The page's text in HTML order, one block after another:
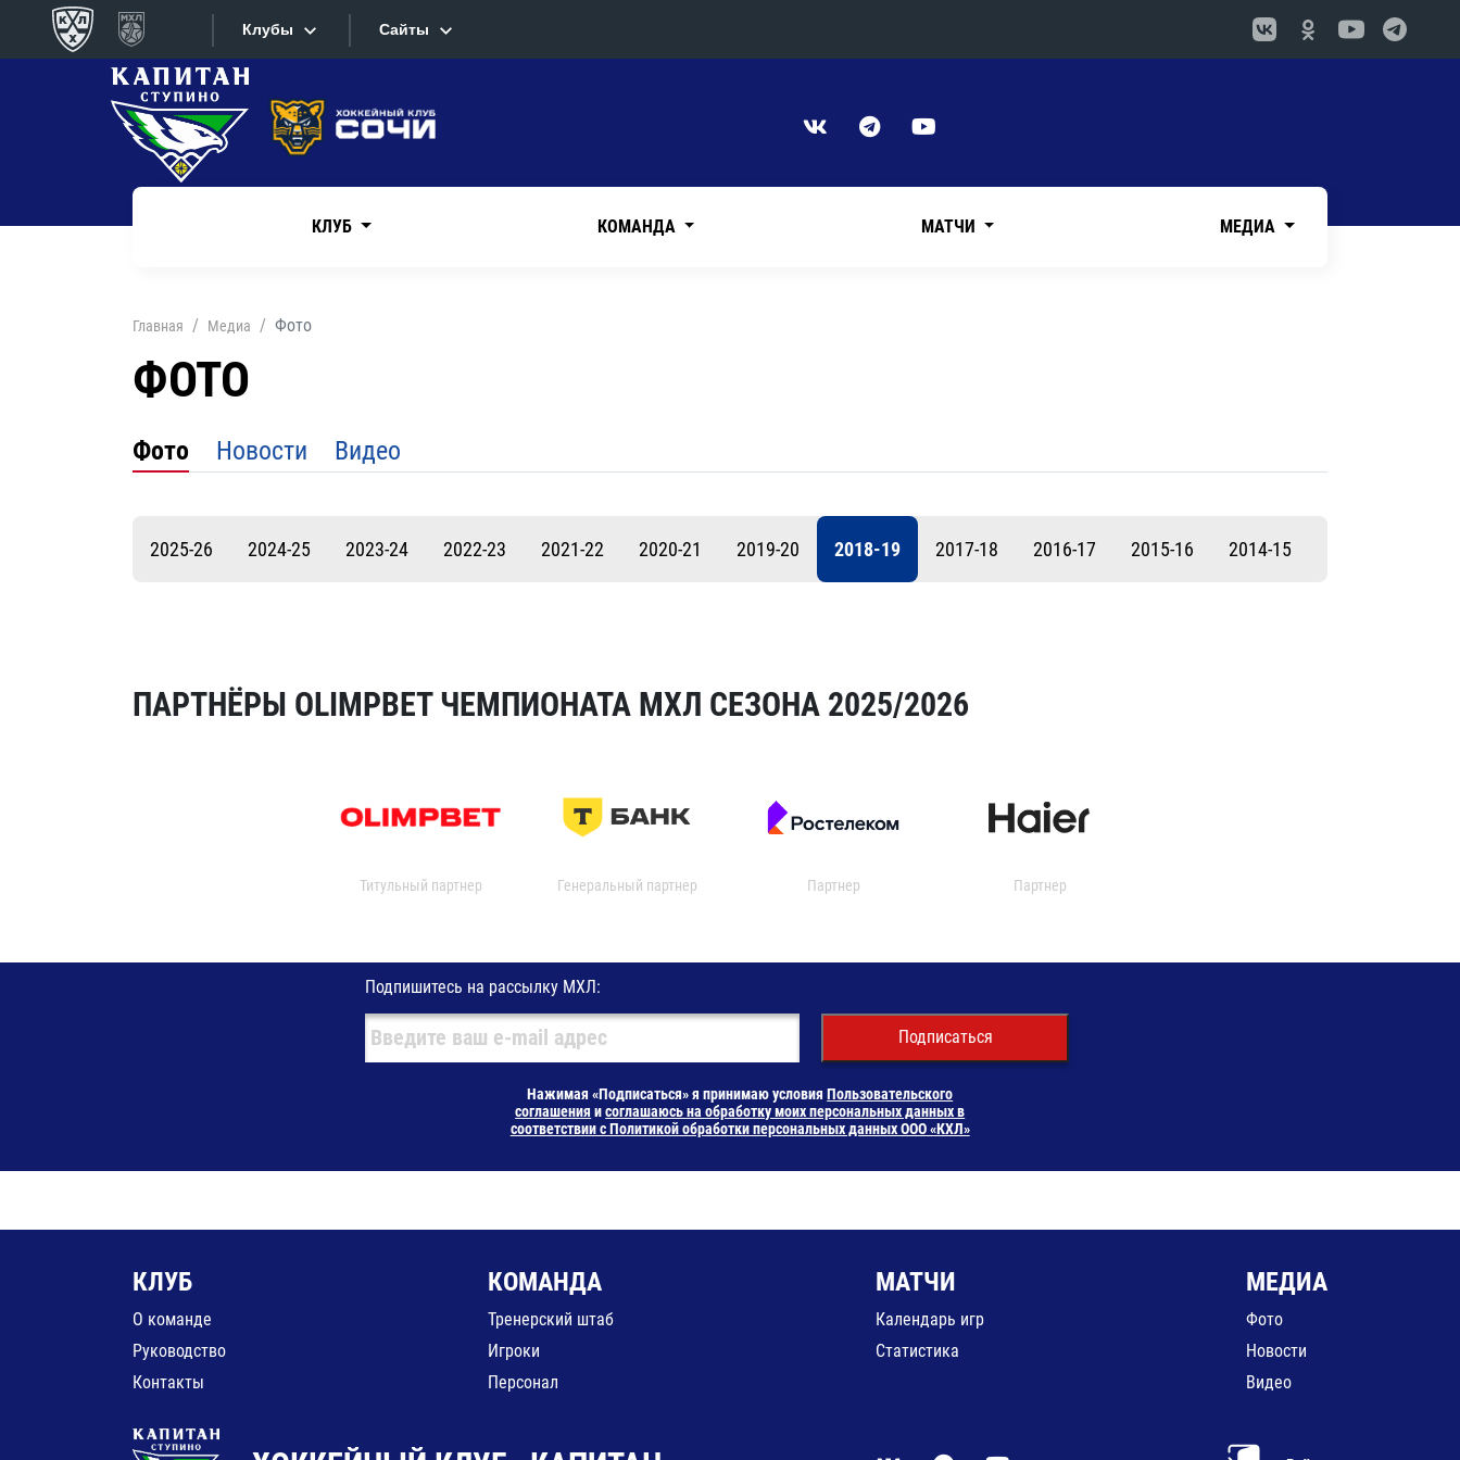
Клубы
Конференция «Запад»
Дивизион Боброва
ХК Сочи
Дивизион Тарасова
Динамо М
Ак Барс
Сайты
Сайты
Приложение КХЛ
КЛУБ КОМАНДА МАТЧИ МЕДИА
Главная Медиа Фото
ФОТО
Фото Новости Видео
2025-26 2024-25 2023-24 2022-23 2021-22 2020-21 2019-20 2018-19 2017-18 2016-17 2015-16 2014-15
ПАРТНЁРЫ OLIMPBET ЧЕМПИОНАТА МХЛ СЕЗОНА 2025/2026
Титульный партнер Генеральный партнер Партнер Партнер
Подпишитесь на рассылку МХЛ:
Подписаться
Нажимая «Подписаться» я принимаю условияПользовательского
соглашения исоглашаюсь на обработку моих персональных данных в
соответствии с Политикой обработки персональных данных ООО «КХЛ»
КЛУБ
О команде
Руководство
Контакты
КОМАНДА
Тренерский штаб
Игроки
Персонал
МАТЧИ
Календарь игр
Статистика
МЕДИА
Фото
Новости
Видео